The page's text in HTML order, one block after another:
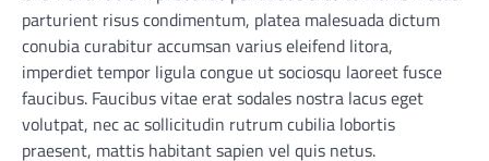
parturient risus condimentum, platea malesuada dictum
conubia curabitur accumsan varius eleifend litora,
imperdiet tempor ligula congue ut sociosqu laoreet fusce
faucibus. Faucibus vitae erat sodales nostra lacus eget
volutpat, nec ac sollicitudin rutrum cubilia lobortis
praesent, mattis habitant sapien vel quis netus.